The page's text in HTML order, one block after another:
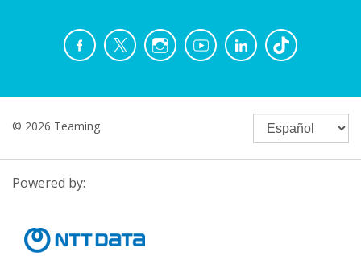
© 2026 Teaming
Powered by: